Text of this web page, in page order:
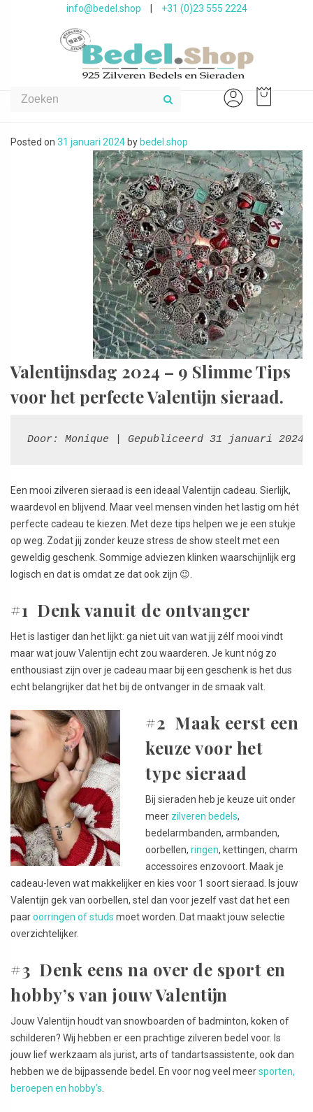
info@bedel.shop +31 (0)23 555 2224
Posted on 31 januari 2024 by bedel.shop
Valentijnsdag 2024 – 9 Slimme Tips
voor het perfecte Valentijn sieraad.
Door: Monique | Gepubliceerd 31 januari
Een mooi zilveren sieraad is een ideaal Valentijn cadeau. Sierlijk,
waardevol en blijvend. Maar veel mensen vinden het lastig om hét
perfecte cadeau te kiezen. Met deze tips helpen we je een stukje
op weg. Zodat jij zonder keuze stress de show steelt met een
geweldig geschenk. Sommige adviezen klinken waarschijnlijk erg
logisch en dat is omdat ze dat ook zijn 😉.
#1 Denk vanuit de ontvanger
Het is lastiger dan het lijkt: ga niet uit van wat jij zélf mooi vindt
maar wat jouw Valentijn echt zou waarderen. Je kunt nóg zo
enthousiast zijn over je cadeau maar bij een geschenk is het dus
echt belangrijker dat het bij de ontvanger in de smaak valt.
#2 Maak eerst een
keuze voor het
type sieraad
Bij sieraden heb je keuze uit onder
meer zilveren bedels,
bedelarmbanden, armbanden,
oorbellen, ringen, kettingen, charm
accessoires enzovoort. Maak je
cadeau-leven wat makkelijker en kies voor 1 soort sieraad. Is jouw
Valentijn gek van oorbellen, stel dan voor jezelf vast dat het een
paaroorringen of studs moet worden. Dat maakt jouw selectie
overzichtelijker.
#3 Denk eens na over de sport en
hobby’s van jouw Valentijn
Jouw Valentijn houdt van snowboarden of badminton, koken of
schilderen? Wij hebben er een prachtige zilveren bedel voor. Is
jouw lief werkzaam als jurist, arts of tandartsassistente, ook dan
hebben we de bijpassende bedel. En voor nog veel meersporten,
beroepen en hobby’s